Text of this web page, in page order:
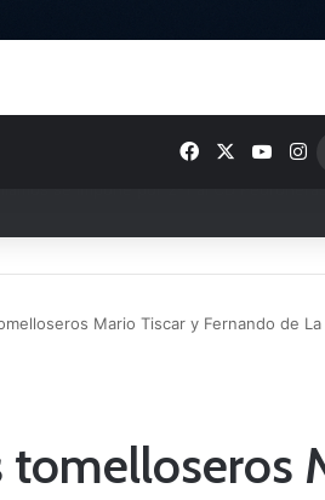
Facebook
Mario Tiscar y Fernando de